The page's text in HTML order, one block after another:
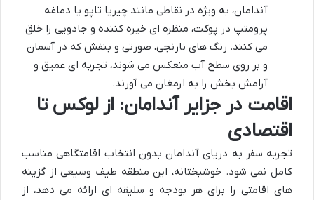
آندامان، به ویژه در نقاطی مانند چیریا تاپو یا دماغه
پرومتپ در پوکت، منظره ای خیره کننده و جادویی را خلق
می کنند. رنگ های نارنجی، صورتی و بنفش که در آسمان
و بر روی سطح آب منعکس می شوند، تجربه ای عمیق و
آرامش بخش را به ارمغان می آورند.
اقامت در جزایر آندامان: از لوکس تا
اقتصادی
تجربه سفر به دریای آندامان بدون انتخاب اقامتگاهی مناسب
کامل نمی شود. خوشبختانه، این منطقه طیف وسیعی از گزینه
های اقامتی را برای هر بودجه و سلیقه ای ارائه می دهد، از